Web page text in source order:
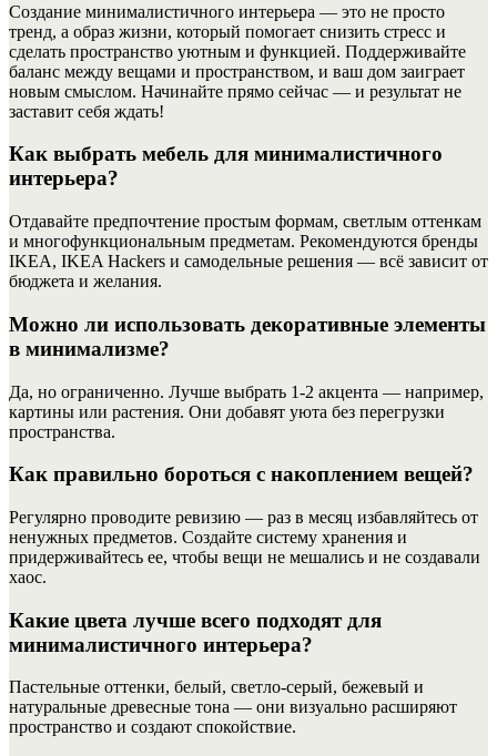
Создание минималистичного интерьера — это не просто
тренд, а образ жизни, который помогает снизить стресс и
сделать пространство уютным и функцией. Поддерживайте
баланс между вещами и пространством, и ваш дом заиграет
новым смыслом. Начинайте прямо сейчас — и результат не
заставит себя ждать!
Как выбрать мебель для минималистичного
интерьера?
Отдавайте предпочтение простым формам, светлым оттенкам
и многофункциональным предметам. Рекомендуются бренды
IKEA, IKEA Hackers и самодельные решения — всё зависит от
бюджета и желания.
Можно ли использовать декоративные элементы
в минимализме?
Да, но ограниченно. Лучше выбрать 1-2 акцента — например,
картины или растения. Они добавят уюта без перегрузки
пространства.
Как правильно бороться с накоплением вещей?
Регулярно проводите ревизию — раз в месяц избавляйтесь от
ненужных предметов. Создайте систему хранения и
придерживайтесь ее, чтобы вещи не мешались и не создавали
хаос.
Какие цвета лучше всего подходят для
минималистичного интерьера?
Пастельные оттенки, белый, светло-серый, бежевый и
натуральные древесные тона — они визуально расширяют
пространство и создают спокойствие.